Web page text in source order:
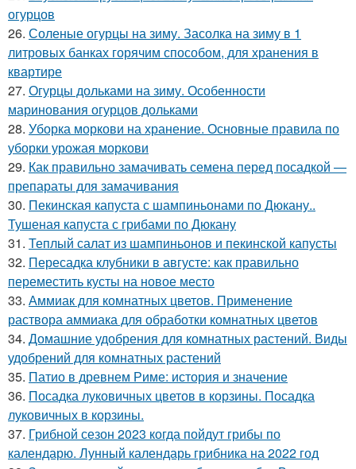
огурцов
26. Соленые огурцы на зиму. Засолка на зиму в 1
литровых банках горячим способом, для хранения в
квартире
27. Огурцы дольками на зиму. Особенности
маринования огурцов дольками
28. Уборка моркови на хранение. Основные правила по
уборки урожая моркови
29. Как правильно замачивать семена перед посадкой —
препараты для замачивания
30. Пекинская капуста с шампиньонами по Дюкану..
Тушеная капуста с грибами по Дюкану
31. Теплый салат из шампиньонов и пекинской капусты
32. Пересадка клубники в августе: как правильно
переместить кусты на новое место
33. Аммиак для комнатных цветов. Применение
раствора аммиака для обработки комнатных цветов
34. Домашние удобрения для комнатных растений. Виды
удобрений для комнатных растений
35. Патио в древнем Риме: история и значение
36. Посадка луковичных цветов в корзины. Посадка
луковичных в корзины.
37. Грибной сезон 2023 когда пойдут грибы по
календарю. Лунный календарь грибника на 2022 год